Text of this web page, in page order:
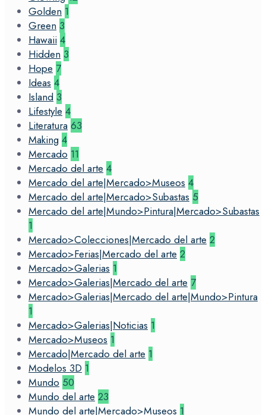
Golden 1
Green 3
Hawaii 4
Hidden 3
Hope 7
Ideas 4
Island 3
Lifestyle 4
Literatura 63
Making 4
Mercado 11
Mercado del arte 4
Mercado del arte|Mercado>Museos 4
Mercado del arte|Mercado>Subastas 5
Mercado del arte|Mundo>Pintura|Mercado>Subastas
1
Mercado>Colecciones|Mercado del arte 2
Mercado>Ferias|Mercado del arte 2
Mercado>Galerias 1
Mercado>Galerias|Mercado del arte 7
Mercado>Galerias|Mercado del arte|Mundo>Pintura
1
Mercado>Galerias|Noticias 1
Mercado>Museos 1
Mercado|Mercado del arte 1
Modelos 3D 1
Mundo 50
Mundo del arte 23
Mundo del arte|Mercado>Museos 1